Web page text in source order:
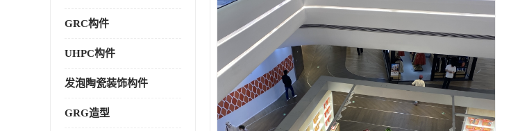
GRC构件
UHPC构件
发泡陶瓷装饰构件
GRG造型